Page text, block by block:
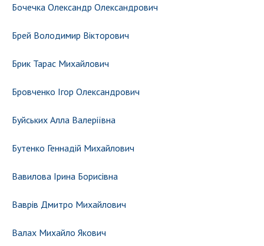
Бочечка Олександр Олександрович
Брей Володимир Вікторович
Брик Тарас Михайлович
Бровченко Ігор Олександрович
Буйських Алла Валеріївна
Бутенко Геннадій Михайлович
Вавилова Ірина Борисівна
Ваврів Дмитро Михайлович
Валах Михайло Якович